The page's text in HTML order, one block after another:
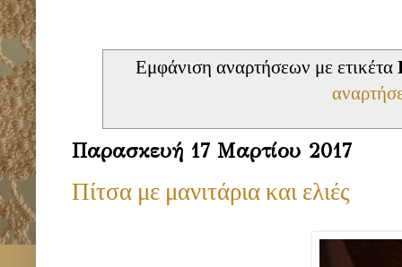
Εμφάνιση αναρτήσεων με ετικέτα
Παρασκευή 17 Μαρτίου 2017
Πίτσα με μανιτάρια και ελιές